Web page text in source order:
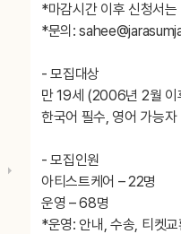
*마감시간 이후 신청서
*문의:
- 모집대상
만 19세 (2006년 2월
한국어 필수, 영어 가능자
- 모집인원
아티스트케어 – 22명
운영 – 68명
*운영: 안내, 수송, 티켓